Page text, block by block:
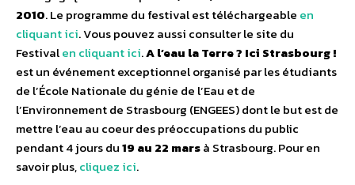
2010. Le programme du festival est téléchargeable en
cliquant ici. Vous pouvez aussi consulter le site du
Festivalen cliquant ici.A l’eau la Terre ? Ici Strasbourg !
est un événement exceptionnel organisé par les étudiants
de l’École Nationale du génie de l’Eau et de
l’Environnement de Strasbourg (ENGEES) dont le but est de
mettre l’eau au coeur des préoccupations du public
pendant 4 jours du19 au 22 marsà Strasbourg. Pour en
savoir plus,cliquez ici.